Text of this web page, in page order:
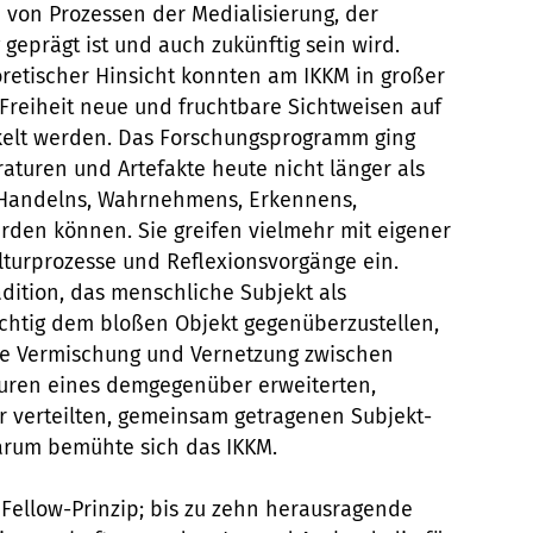
Prozessen der Medialisierung, der
ist und auch zukünftig sein wird.
Hinsicht konnten am IKKM in großer
neue und fruchtbare Sichtweisen auf
werden. Das Forschungsprogramm ging
und Artefakte heute nicht länger als
Wahrnehmens, Erkennens,
können. Sie greifen vielmehr mit eigener
und Reflexionsvorgänge ein.
das menschliche Subjekt als
dem bloßen Objekt gegenüberzustellen,
und Vernetzung zwischen
eines demgegenüber erweiterten,
verteilten, gemeinsam getragenen Subjekt-
bemühte sich das IKKM.
Prinzip; bis zu zehn herausragende